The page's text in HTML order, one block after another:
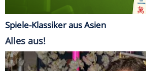
Spiele-Klassiker aus Asien
Alles aus!